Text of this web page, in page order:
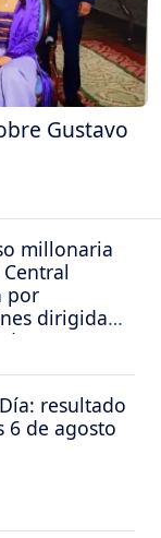
Gustavo
millonaria
por
dirigidas
resultado
6 de agosto